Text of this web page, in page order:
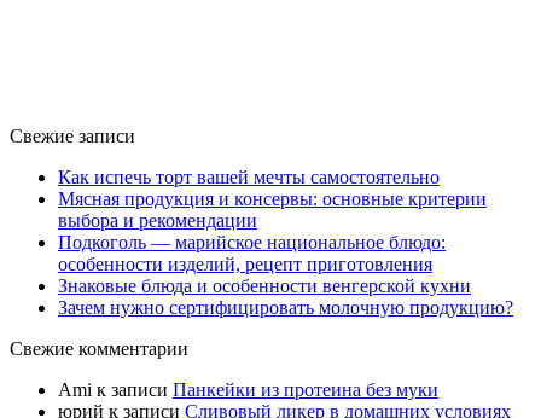
Свежие записи
Как испечь торт вашей мечты самостоятельно
Мясная продукция и консервы: основные критерии
выбора и рекомендации
Подкоголь — марийское национальное блюдо:
особенности изделий, рецепт приготовления
Знаковые блюда и особенности венгерской кухни
Зачем нужно сертифицировать молочную продукцию?
Свежие комментарии
Ami к записи Панкейки из протеина без муки
юрий к записи Сливовый ликер в домашних условиях